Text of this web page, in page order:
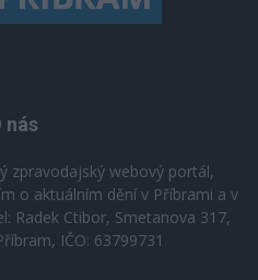
nás
zpravodajský webový portál,
o aktuálním dění v Příbrami a v
Radek Ctibor, Smetanova 317,
IČO: 63799731